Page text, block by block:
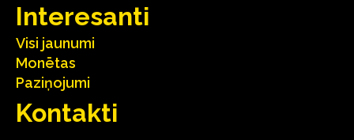
Interesanti
Visi jaunumi
Monētas
Paziņojumi
Kontakti